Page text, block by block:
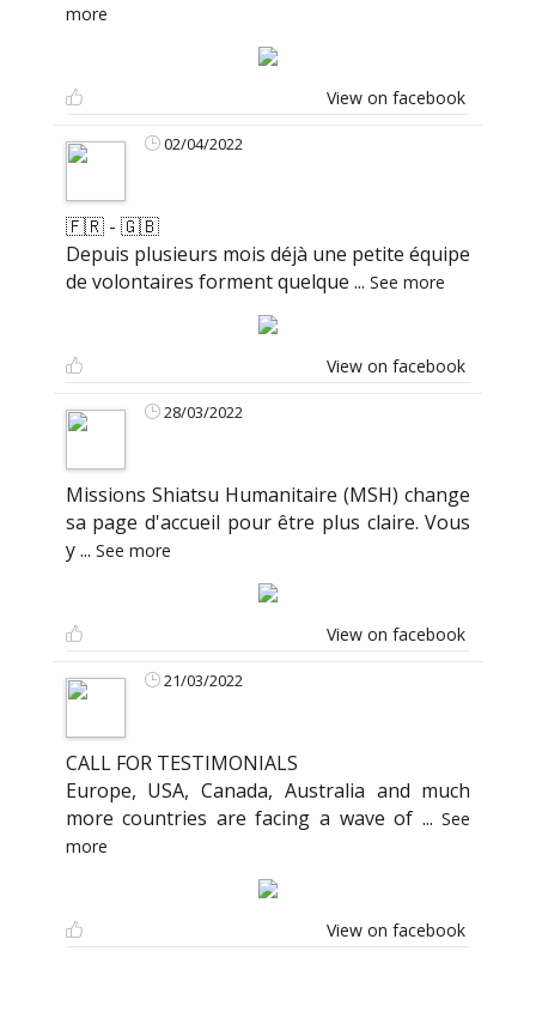
more
View on facebook
02/04/2022
🇫🇷 - 🇬🇧
Depuis plusieurs mois déjà une petite équipe
de volontaires forment quelque ... See more
View on facebook
28/03/2022
Missions Shiatsu Humanitaire (MSH) change
sa page d'accueil pour être plus claire. Vous
y... See more
View on facebook
21/03/2022
CALL FOR TESTIMONIALS
Europe, USA, Canada, Australia and much
more countries are facing a wave of ...See
more
View on facebook